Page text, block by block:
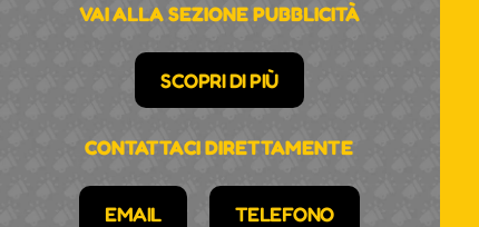
VAI ALLA SEZIONE PUBBLICITÀ
SCOPRI DI PIÙ
CONTATTACI DIRETTAMENTE
EMAIL TELEFONO